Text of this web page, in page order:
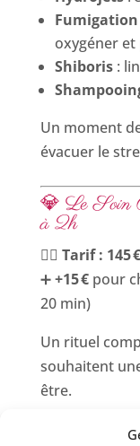
oxygéner
Shiboris:
Un moment
évacuer le
💎 Le Soin
à 2h
💆‍♀️ Tarif : 145 €
➕+15 €pour
20 min)
Un rituel
souhaitent
être.